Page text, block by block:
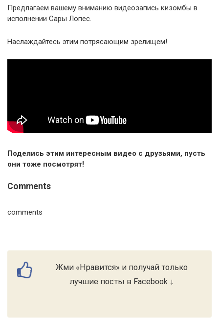
Предлагаем вашему вниманию видеозапись кизомбы в
исполнении Сары Лопес.
Наслаждайтесь этим потрясающим зрелищем!
Поделись этим интересным видео с друзьями, пусть
они тоже посмотрят!
Comments
comments
Жми «Нравится» и получай только
лучшие посты в Facebook ↓